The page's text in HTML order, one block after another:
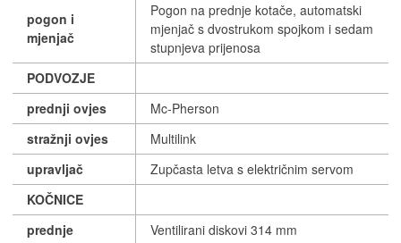
pogon i
mjenjač
Pogon na prednje kotače, automatski
mjenjač s dvostrukom spojkom i sedam
stupnjeva prijenosa
PODVOZJE
prednji ovjes
Mc-Pherson
stražnji ovjes
Multilink
upravljač
Zupčasta letva s električnim servom
KOČNICE
prednje
Ventilirani diskovi 314 mm